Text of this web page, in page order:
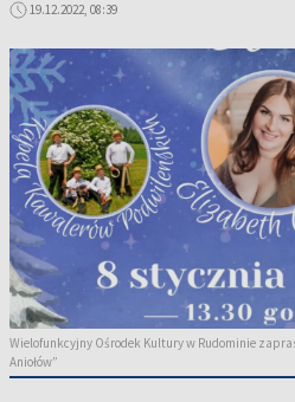
19.12.2022, 08:39
Wielofunkcyjny Ośrodek Kultury w Rudominie
Aniołów”